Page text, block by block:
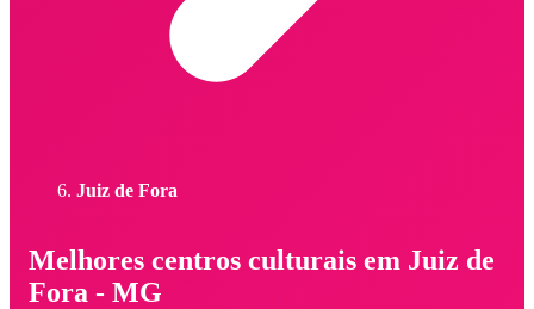
Juiz de Fora
Melhores centros culturais em Juiz de
Fora - MG